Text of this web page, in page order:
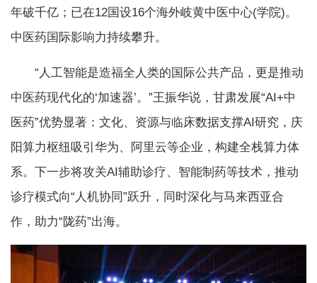
年破千亿；已在12国设16个海外岐黄中医中心(学院)。
中医药国际影响力持续攀升。
“人工智能是造福全人类的国际公共产品，更是推动
中医药现代化的‘加速器’。”王振华说，甘肃发展“AI+中
医药”优势显著：文化、资源与临床数据支撑AI研究，庆
阳算力枢纽吸引华为、阿里云等企业，构建全栈算力体
系。下一步将攻关AI辅助诊疗、智能制药等技术，推动
诊疗模式向“人机协同”跃升，同时深化与马来西亚合
作，助力“陇药”出海。